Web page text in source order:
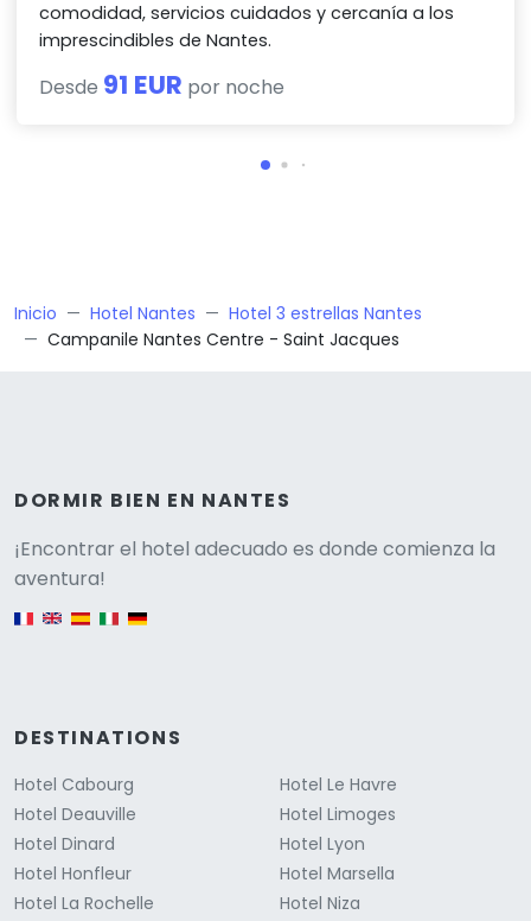
comodidad, servicios cuidados y cercanía a los
imprescindibles de Nantes.
Desde 91 EUR por noche
Inicio Hotel Nantes
Hotel 3 estrellas Nantes
Campanile Nantes Centre - Saint Jacques
DORMIR BIEN EN NANTES
¡Encontrar el hotel adecuado es donde comienza la
aventura!
English version
DESTINATIONS
Hotel Cabourg
Hotel Deauville
Hotel Dinard
Hotel Honfleur
Hotel La Rochelle
Hotel Le Havre
Hotel Limoges
Hotel Lyon
Hotel Marsella
Hotel Niza